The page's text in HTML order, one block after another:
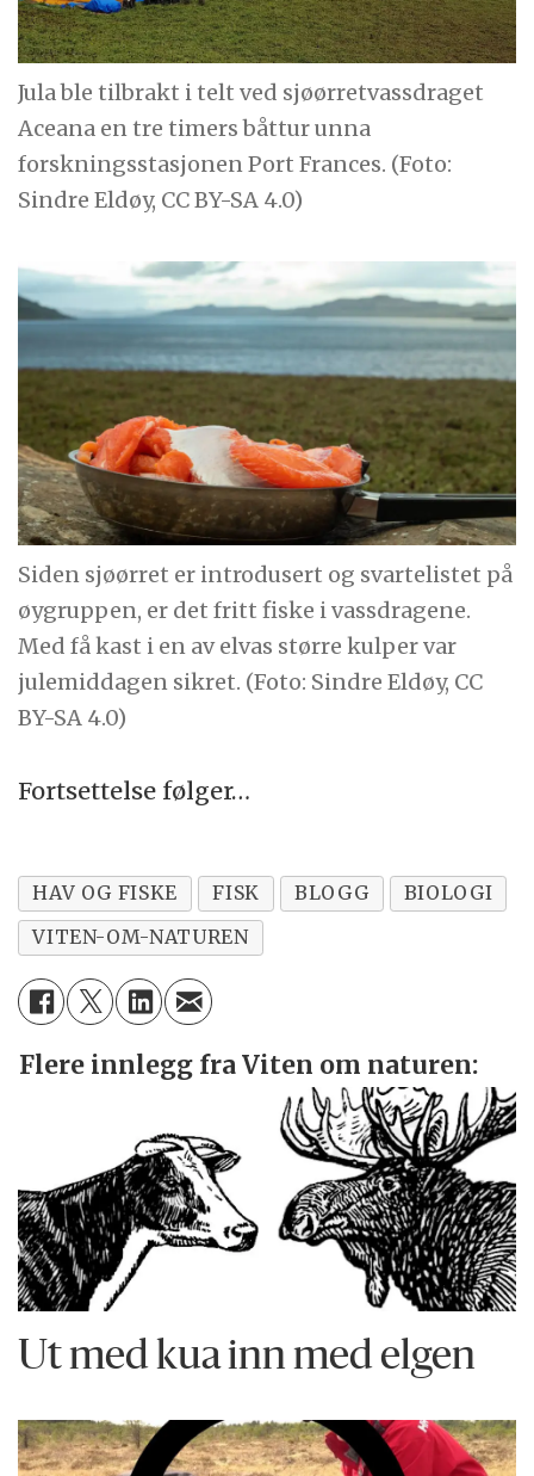
Jula ble tilbrakt i telt ved sjøørretvassdraget
Aceana en tre timers båttur unna
forskningsstasjonen Port Frances. (Foto:
Sindre Eldøy, CC BY-SA 4.0)
Siden sjøørret er introdusert og svartelistet på
øygruppen, er det fritt fiske i vassdragene.
Med få kast i en av elvas større kulper var
julemiddagen sikret. (Foto: Sindre Eldøy, CC
BY-SA 4.0)
Fortsettelse følger…
HAV OG FISKE FISK BLOGG
BIOLOGI
VITEN-OM-NATUREN
Flere innlegg fra Viten om naturen:
Ut med kua inn med elgen